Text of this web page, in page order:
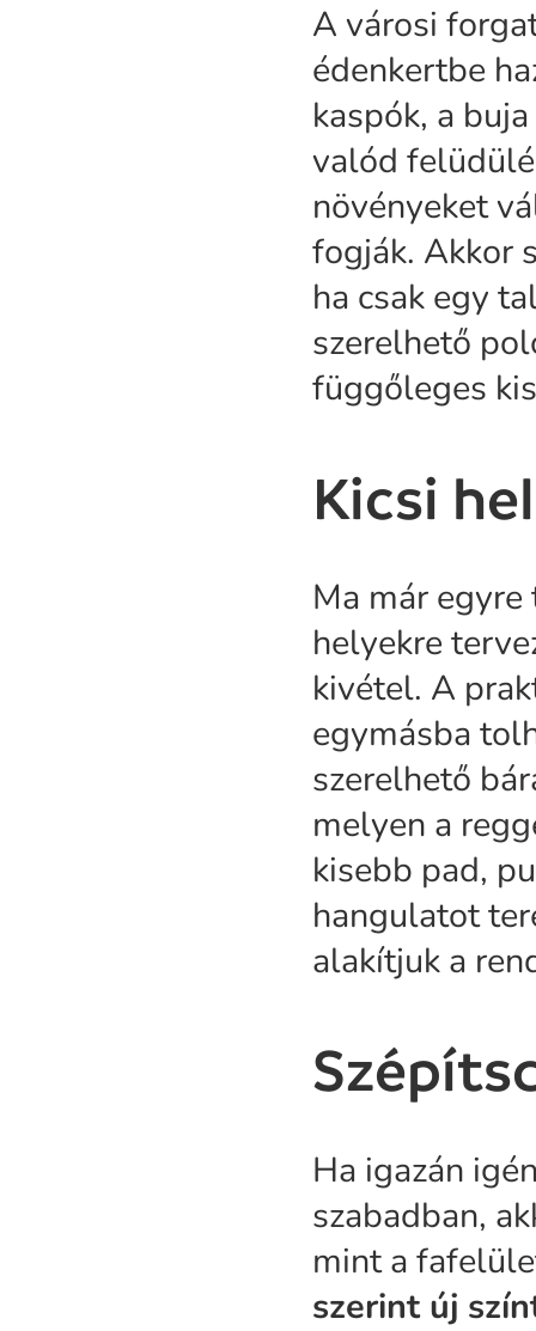
A városi
édenkertbe
kaspók, a
valód
növényeket
fogják. Akkor
ha csak egy
szerelhető
függőleges
Kicsi
Ma már
helyekre
kivétel. A
egymásba
szerelhető
melyen a
kisebb pad,
hangulatot
alakítjuk a
Ha igazán
szabadban,
mint a
szerint új